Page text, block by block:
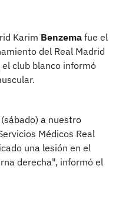
Karim Benzema fue el
del Real Madrid
club blanco informó
a nuestro
Médicos Real
una lesión en el
derecha", informó el